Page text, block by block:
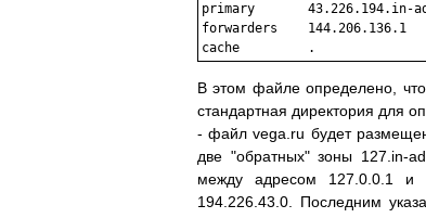
primary       43.226.194.in-
forwarders    144.206.136.1
В этом файле определено,
стандартная директория для
- файл vega.ru будет
две "обратных" зоны 127.in-
между адресом 127.0.0.1 и
194.226.43.0. Последним